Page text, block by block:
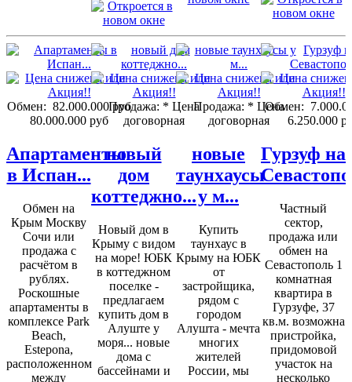
Обмен: 82.000.000 руб
80.000.000 руб
Апартаменты
в Испан...
Обмен на
Крым Москву
Сочи или
продажа с
расчётом в
рублях.
Роскошные
апартаменты в
комплексе Park
Beach,
Estepona,
расположенном
между
Продажа: * Цена
договорная
новый
дом
коттеджно...
Новый дом в
Крыму с видом
на море! ЮБК
в коттеджном
поселке -
предлагаем
купить дом в
Алуште у
моря... новые
дома с
бассейнами и
Продажа: * Цена
договорная
новые
таунхаусы
у м...
Купить
таунхаус в
Крыму на ЮБК
от
застройщика,
рядом с
городом
Алушта - мечта
многих
жителей
России, мы
Обмен:
6.250.000
Гурзуф на
Частный
сектор,
продажа или
обмен на
Севастополь 1
комнатная
квартира в
Гурзуфе, 37
кв.м. возможна
пристройка,
придомовой
участок на
несколько